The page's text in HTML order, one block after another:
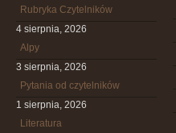
Rubryka Czytelników
4 sierpnia, 2026
Alpy
3 sierpnia, 2026
Pytania od czytelników
1 sierpnia, 2026
Literatura